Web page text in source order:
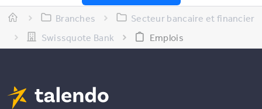
Branches
Secteur bancaire et financier
Swissquote Bank
Emplois